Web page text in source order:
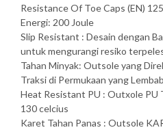
Resistance Of Toe Caps (EN)
Energi: 200 Joule
Slip Resistant : Desain dengan
untuk mengurangi resiko
Tahan Minyak: Outsole yang
Traksi di Permukaan yang
Heat Resistant PU : Outxole PU
130 celcius
Karet Tahan Panas : Outsole